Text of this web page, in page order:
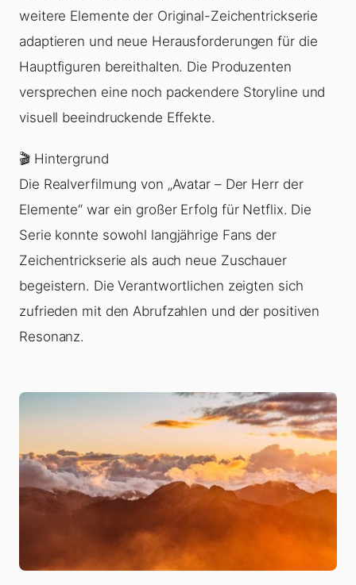
weitere Elemente der Original-Zeichentrickserie
adaptieren und neue Herausforderungen für die
Hauptfiguren bereithalten. Die Produzenten
versprechen eine noch packendere Storyline und
visuell beeindruckende Effekte.
🎬 Hintergrund
Die Realverfilmung von „Avatar – Der Herr der
Elemente“ war ein großer Erfolg für Netflix. Die
Serie konnte sowohl langjährige Fans der
Zeichentrickserie als auch neue Zuschauer
begeistern. Die Verantwortlichen zeigten sich
zufrieden mit den Abrufzahlen und der positiven
Resonanz.